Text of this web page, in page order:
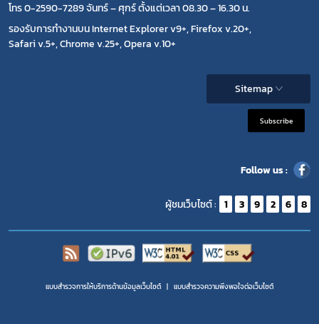
โทร 0-2590-7289 จันทร์ – ศุกร์ ตั้งแต่เวลา 08.30 – 16.30 น.
รองรับการทำงานบน Internet Explorer v9+, Firefox v.20+,
Safari v.5+, Chrome v.25+, Opera v.10+
Sitemap
Subscribe
Follow us :
ผู้ชมเว็บไซต์ : 1 3 9 2 6 8
แบบสำรวจการให้บริการด้านข้อมูลเว็บไซต์ แบบสำรวจความพีงพอใจต่อเว็บไซต์